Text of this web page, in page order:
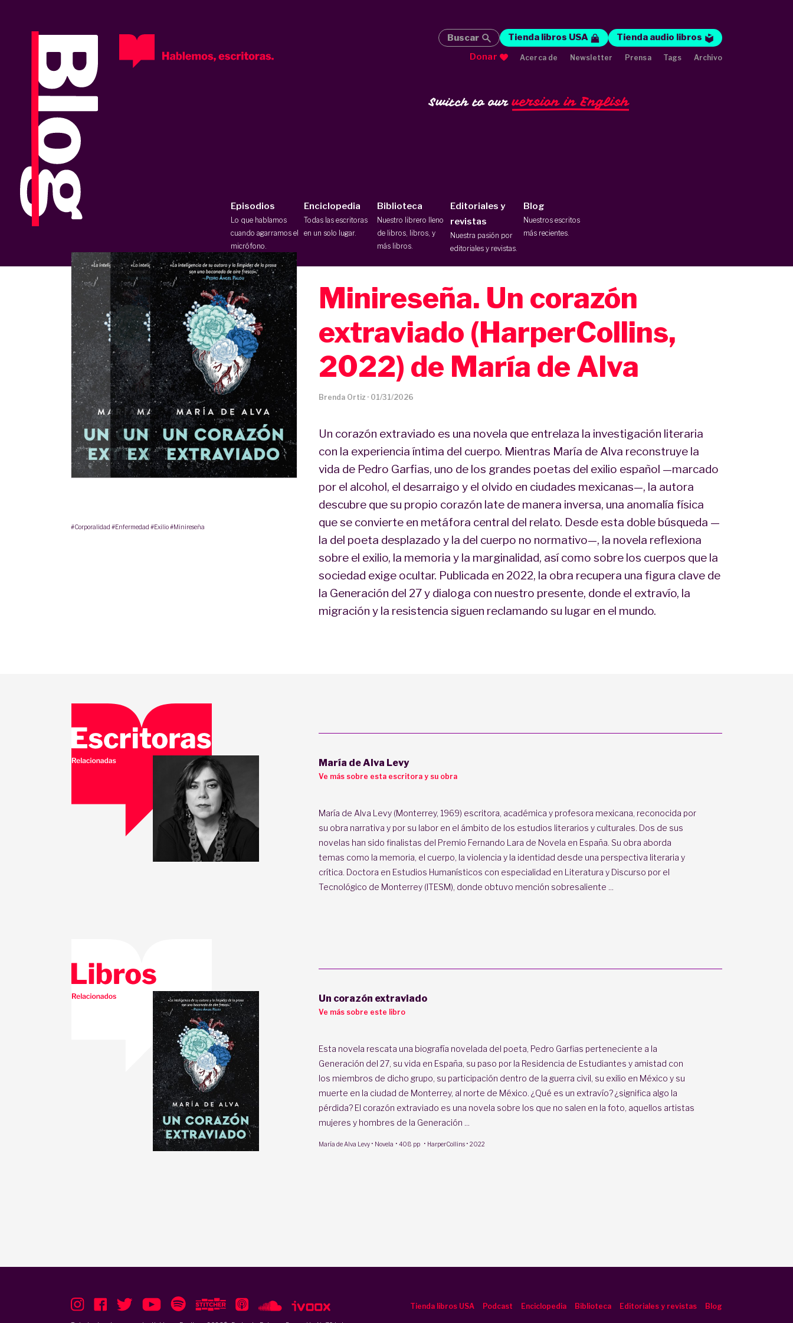
Switch to ourversion in English
Episodios
Lo que hablamos
cuando agarramos el
micrófono.
Enciclopedia
Todas las escritoras
en un solo lugar.
Biblioteca
Nuestro librero lleno
de libros, libros, y
más libros.
Editoriales y
revistas
Nuestra pasión por
editoriales y revistas.
Blog
Nuestros escritos
más recientes.
Buscar Tienda libros USA
Tienda audio libros
Donar
Acerca de Newsletter Prensa Tags Archivo
Minireseña. Un corazón
extraviado (HarperCollins,
2022) de María de Alva
Brenda Ortiz· 01/31/2026
Un corazón extraviado es una novela que entrelaza la investigación literaria
con la experiencia íntima del cuerpo. Mientras María de Alva reconstruye la
vida de Pedro Garfias, uno de los grandes poetas del exilio español —marcado
por el alcohol, el desarraigo y el olvido en ciudades mexicanas—, la autora
descubre que su propio corazón late de manera inversa, una anomalía física
que se convierte en metáfora central del relato. Desde esta doble búsqueda —
la del poeta desplazado y la del cuerpo no normativo—, la novela reflexiona
sobre el exilio, la memoria y la marginalidad, así como sobre los cuerpos que la
sociedad exige ocultar. Publicada en 2022, la obra recupera una figura clave de
la Generación del 27 y dialoga con nuestro presente, donde el extravío, la
migración y la resistencia siguen reclamando su lugar en el mundo.
#Corporalidad #Enfermedad #Exilio#Minireseña
María de Alva Levy
Ve más sobre esta escritora y su obra
María de Alva Levy (Monterrey, 1969) escritora, académica y profesora mexicana, reconocida por
su obra narrativa y por su labor en el ámbito de los estudios literarios y culturales. Dos de sus
novelas han sido finalistas del Premio Fernando Lara de Novela en España. Su obra aborda
temas como la memoria, el cuerpo, la violencia y la identidad desde una perspectiva literaria y
crítica. Doctora en Estudios Humanísticos con especialidad en Literatura y Discurso por el
Tecnológico de Monterrey (ITESM), donde obtuvo mención sobresaliente ...
Un corazón extraviado
Ve más sobre este libro
Esta novela rescata una biografía novelada del poeta, Pedro Garfias perteneciente a la
Generación del 27, su vida en España, su paso por la Residencia de Estudiantes y amistad con
los miembros de dicho grupo, su participación dentro de la guerra civil, su exilio en México y su
muerte en la ciudad de Monterrey, al norte de México. ¿Qué es un extravío? ¿significa algo la
pérdida? El corazón extraviado es una novela sobre los que no salen en la foto, aquellos artistas
mujeres y hombres de la Generación ...
María de Alva Levy · Novela · 408 pp· HarperCollins · 2022
Tienda libros USA Podcast Enciclopedia Biblioteca Editoriales y revistas Blog